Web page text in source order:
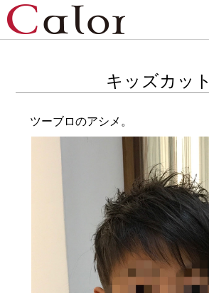
キッズカット
ツーブロのアシメ。